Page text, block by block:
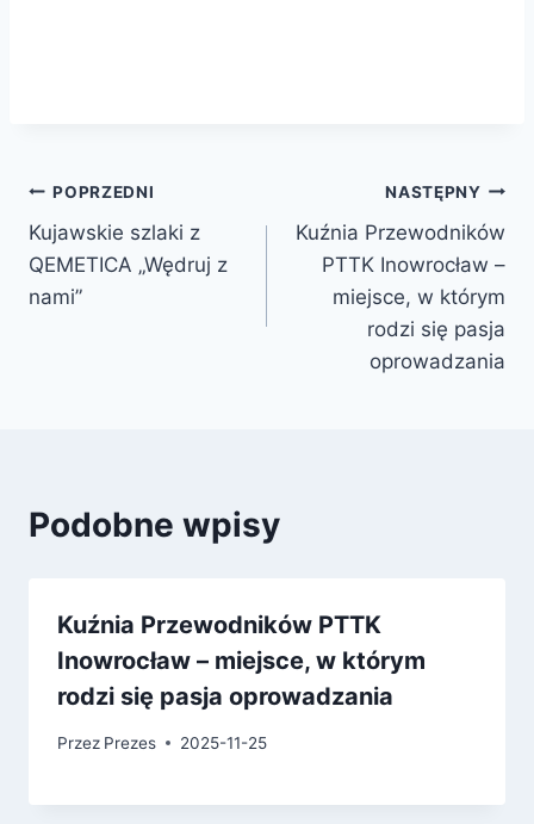
POPRZEDNI
Kujawskie szlaki z
QEMETICA „Wędruj z
nami”
NASTĘPNY
Kuźnia Przewodników
PTTK Inowrocław –
miejsce, w którym
rodzi się pasja
oprowadzania
Podobne wpisy
Kuźnia Przewodników PTTK
Inowrocław – miejsce, w którym
rodzi się pasja oprowadzania
Przez Prezes 2025-11-25